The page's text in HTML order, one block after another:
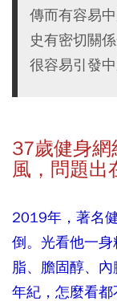
傳而有容易
史有密切關
很容易引發
37歲健身
風，問題出
2019年，著名
倒。光看他一
脂、膽固醇、
年紀，怎麼看都